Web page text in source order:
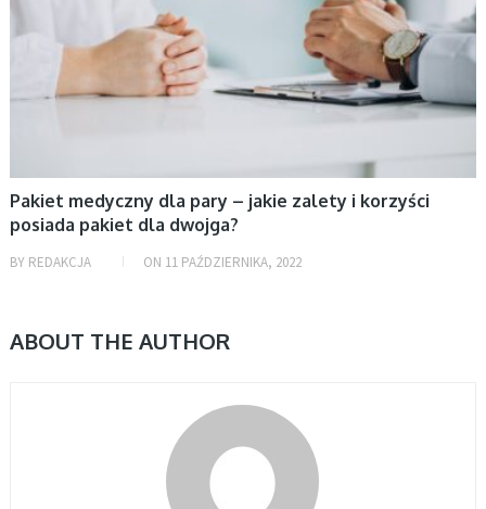
Pakiet medyczny dla pary – jakie zalety i korzyści
posiada pakiet dla dwojga?
BY REDAKCJA ON 11 PAŹDZIERNIKA, 2022
ABOUT THE AUTHOR